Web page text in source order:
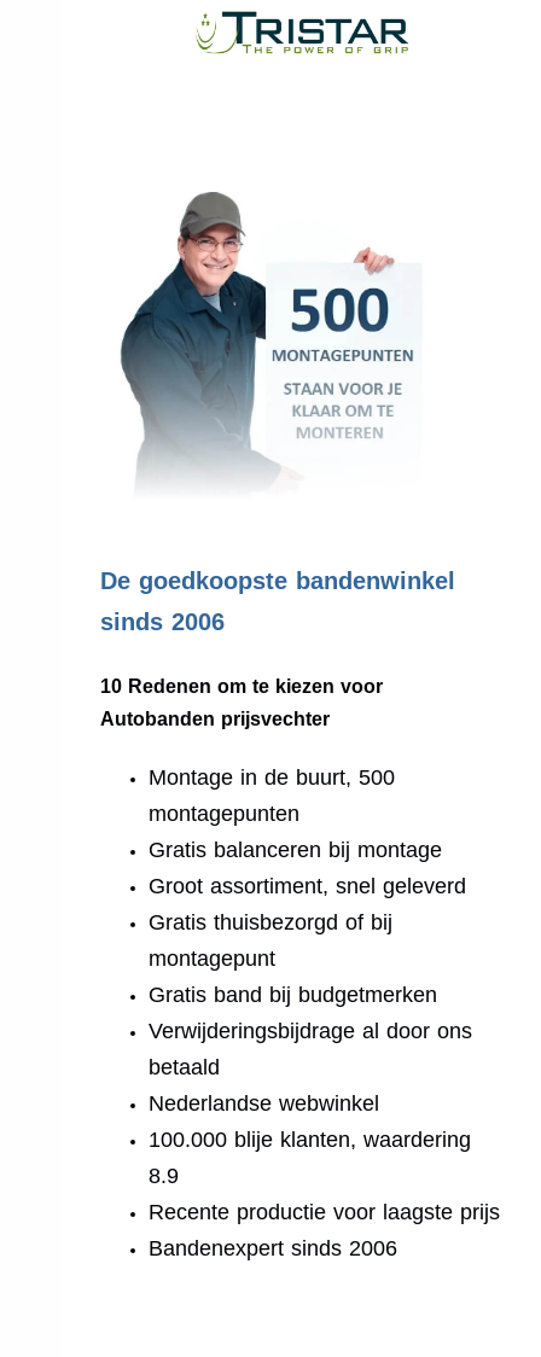
De goedkoopste bandenwinkel
sinds 2006
10 Redenen om te kiezen voor
Autobanden prijsvechter
Montage in de buurt, 500
montagepunten
Gratis balanceren bij montage
Groot assortiment, snel geleverd
Gratis thuisbezorgd of bij
montagepunt
Gratis band bij budgetmerken
Verwijderingsbijdrage al door ons
betaald
Nederlandse webwinkel
100.000 blije klanten, waardering
8.9
Recente productie voor laagste prijs
Bandenexpert sinds 2006